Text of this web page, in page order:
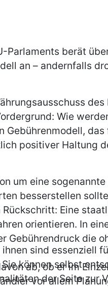
berät
an – andernfalls
Wie
positiver
um eine
besserstellen
Eine
orientieren. In
die
ab, ob er im
vor allem
sind
können selbst
der Seite zur